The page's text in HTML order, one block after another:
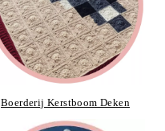
Boerderij Kerstboom Deken